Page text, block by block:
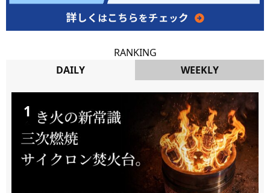
RANKING
DAILY
WEEKLY